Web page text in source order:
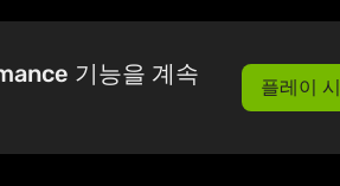
기능을 계속
플레이